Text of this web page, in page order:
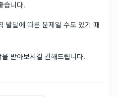
습니다.
발달에 따른 문제일 수도 있기 때
받아보시길 권해드립니다.